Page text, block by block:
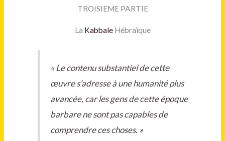
TROISIEME PARTIE
La KabbaleHébraïque
« Le contenu substantiel de cette
œuvre s’adresse à une humanité plus
avancée, car les gens de cette époque
barbare ne sont pas capables de
comprendre ces choses. »